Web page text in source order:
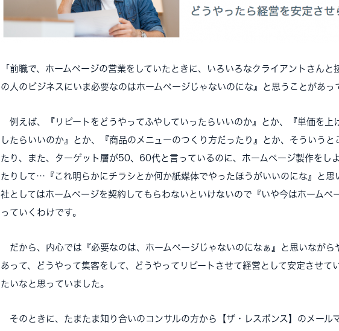
「前職で、ホームページの営業をしていたときに、いろいろなクライアントさんと
の人のビジネスにいま必要なのはホームページじゃないのにな』と思うことがあ
例えば、『リピートをどうやってふやしていったらいいのか』とか、『単価を上
したらいいのか』とか、『商品のメニューのつくり方だったり』とか、そういうと
たり、また、ターゲット層が50、60代と言っているのに、ホームページ製作をし
たりして…『これ明らかにチラシとか何か紙媒体でやったほうがいいのにな』と思
社としてはホームページを契約してもらわないといけないので『いや今はホームペ
っていくわけです。
だから、内心では『必要なのは、ホームページじゃないのになぁ』と思いながら
あって、どうやって集客をして、どうやってリピートさせて経営として安定させて
たいなと思っていました。
そのときに、たまたま知り合いのコンサルの方から【ザ・レスポンス】のメール